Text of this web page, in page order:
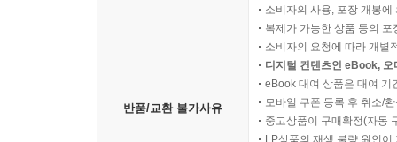
반품/교환 불가사유
소비자의 사용, 포장 개봉
복제가 가능한 상품 등의
소비자의 요청에 따라 개별
디지털 컨텐츠인 eBook,
eBook 대여 상품은 대여 기
모바일 쿠폰 등록 후 취소/
중고상품이 구매확정(자동
LP상품의 재생 불량 원인